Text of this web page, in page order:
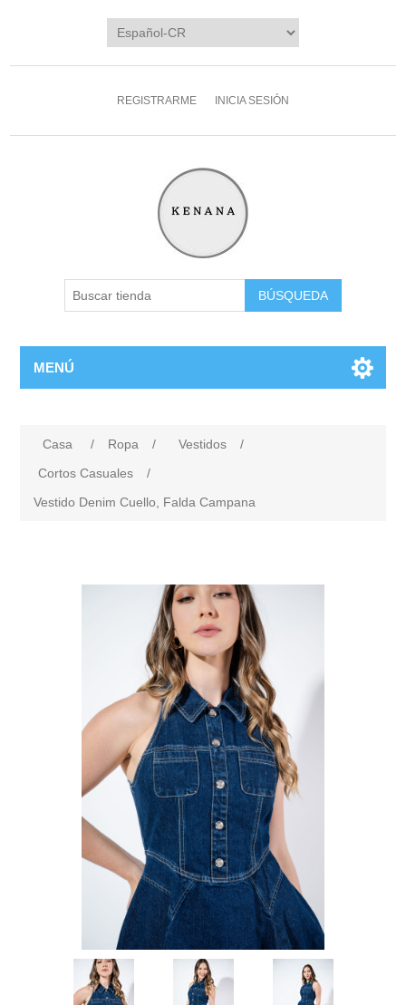
REGISTRARME INICIA SESIÓN
MENÚ
Casa / Ropa / Vestidos
/
Cortos Casuales
/
Vestido Denim Cuello, Falda Campana